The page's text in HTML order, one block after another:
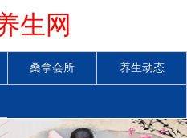
生网
桑拿会所 养生动态